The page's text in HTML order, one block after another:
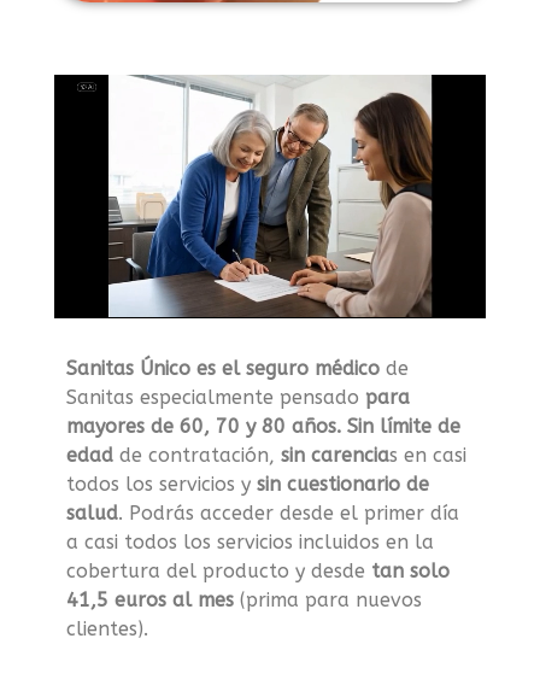
Sanitas Único es el seguro médico de
Sanitas especialmente pensado para
mayores de 60, 70 y 80 años. Sin límite de
edad de contratación, sin carencias en casi
todos los servicios y sin cuestionario de
salud. Podrás acceder desde el primer día
a casi todos los servicios incluidos en la
cobertura del producto y desde tan solo
41,5 euros al mes (prima para nuevos
clientes).